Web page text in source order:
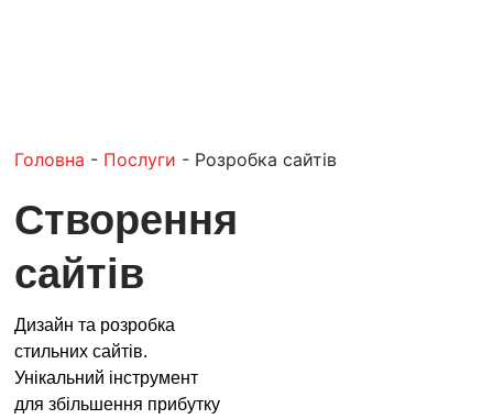
Головна - Послуги - Розробка сайтів
Створення
сайтів
Дизайн та розробка
стильних сайтів.
Унікальний інструмент
для збільшення прибутку